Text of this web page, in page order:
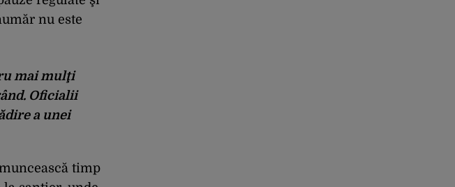
nu este
mai mulţi
Oficialii
a unei
timp